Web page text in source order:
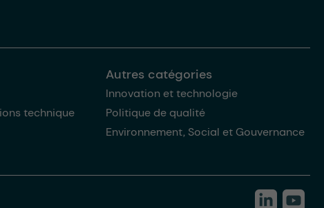
technique
Autres catégories
Innovation et technologie
Politique de qualité
Environnement, Social et Gouvernance